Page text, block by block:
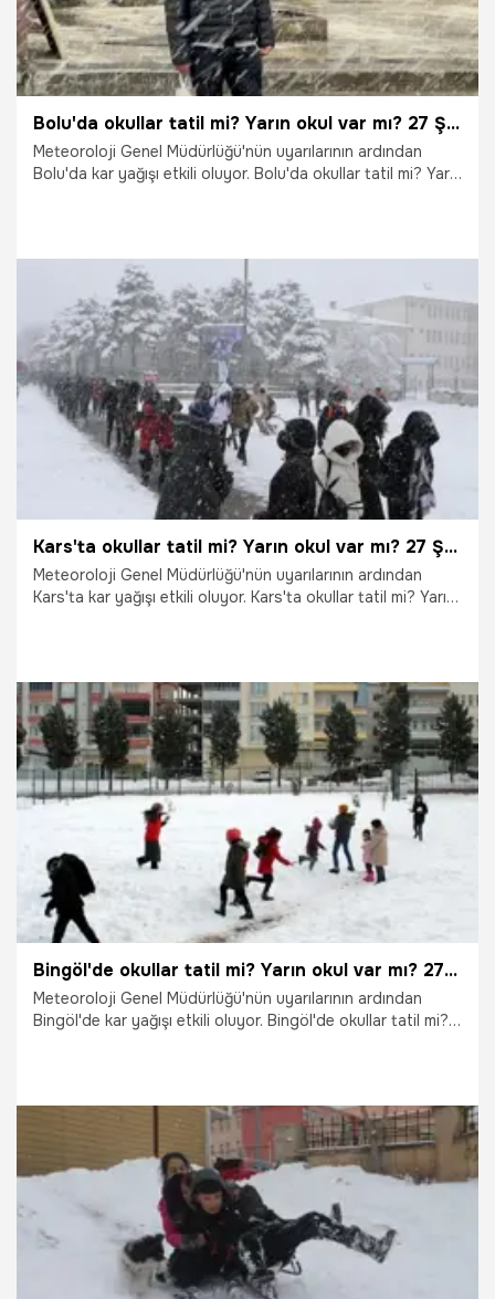
Bolu'da okullar tatil mi? Yarın okul var mı? 27 Şubat 2026 Cuma Bolu'da okullar tatil edildi mi? Açıklama geldi
Meteoroloji Genel Müdürlüğü'nün uyarılarının ardından
Bolu'da kar yağışı etkili oluyor. Bolu'da okullar tatil mi? Yarın
26.02.2026 Gündem
Kars'ta okullar tatil mi? Yarın okul var mı? 27 Şubat 2026 Cuma Kars'ta okullar tatil edildi mi? Açıklama geldi
Meteoroloji Genel Müdürlüğü'nün uyarılarının ardından
Kars'ta kar yağışı etkili oluyor. Kars'ta okullar tatil mi? Yarın
26.02.2026 Gündem
Bingöl'de okullar tatil mi? Yarın okul var mı? 27 Şubat 2026 Cuma Bingöl'de okullar tatil edildi mi? Açıklama geldi
Meteoroloji Genel Müdürlüğü'nün uyarılarının ardından
Bingöl'de kar yağışı etkili oluyor. Bingöl'de okullar tatil mi?
Gündem